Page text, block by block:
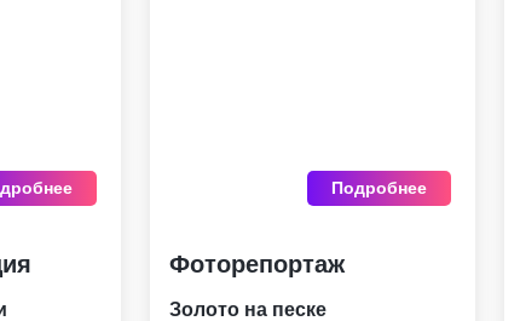
Подробнее
Фоторепортаж
Золото на песке